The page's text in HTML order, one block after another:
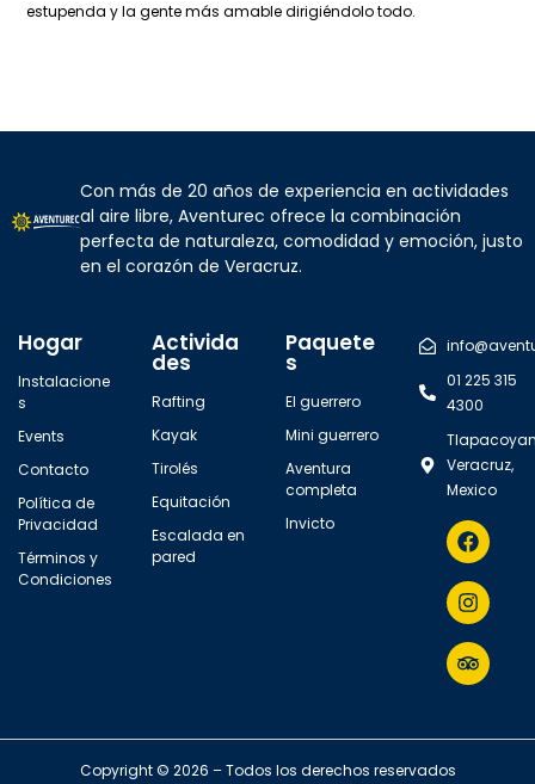
estupenda y la gente más amable dirigiéndolo todo.
Con más de 20 años de experiencia en actividades
al aire libre, Aventurec ofrece la combinación
perfecta de naturaleza, comodidad y emoción, justo
en el corazón de Veracruz.
Hogar
Instalacione
s
Events
Contacto
Política de
Privacidad
Términos y
Condiciones
Activida
des
Rafting
Kayak
Tirolés
Equitación
Escalada en
pared
Paquete
s
El guerrero
Mini guerrero
Aventura
completa
Invicto
01 225 315
4300
Veracruz,
Mexico
Copyright © 2026 – Todos los derechos reservados